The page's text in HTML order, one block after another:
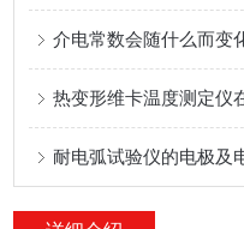
介电常数会随什么而变
热变形维卡温度测定仪
耐电弧试验仪的电极及